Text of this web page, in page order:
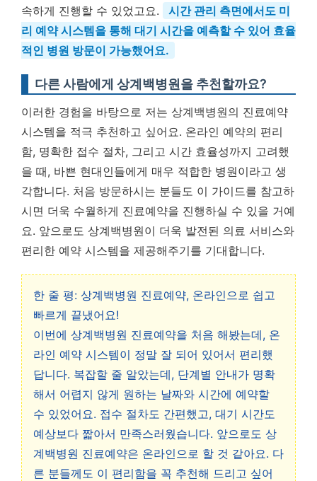
속하게 진행할 수 있었고요.
시간 관리 측면에서도 미
리 예약 시스템을 통해 대기 시간을 예측할 수 있어 효율
적인 병원 방문이 가능했어요.
다른 사람에게 상계백병원을 추천할까요?
이러한 경험을 바탕으로 저는 상계백병원의 진료예약
시스템을 적극 추천하고 싶어요. 온라인 예약의 편리
함, 명확한 접수 절차, 그리고 시간 효율성까지 고려했
을 때, 바쁜 현대인들에게 매우 적합한 병원이라고 생
각합니다. 처음 방문하시는 분들도 이 가이드를 참고하
시면 더욱 수월하게 진료예약을 진행하실 수 있을 거예
요. 앞으로도 상계백병원이 더욱 발전된 의료 서비스와
편리한 예약 시스템을 제공해주기를 기대합니다.
한 줄 평: 상계백병원 진료예약, 온라인으로 쉽고
빠르게 끝냈어요!
이번에 상계백병원 진료예약을 처음 해봤는데, 온
라인 예약 시스템이 정말 잘 되어 있어서 편리했
답니다. 복잡할 줄 알았는데, 단계별 안내가 명확
해서 어렵지 않게 원하는 날짜와 시간에 예약할
수 있었어요. 접수 절차도 간편했고, 대기 시간도
예상보다 짧아서 만족스러웠습니다. 앞으로도 상
계백병원 진료예약은 온라인으로 할 것 같아요. 다
른 분들께도 이 편리함을 꼭 추천해 드리고 싶어